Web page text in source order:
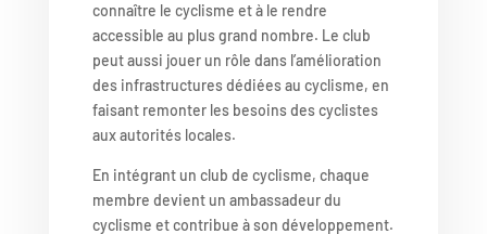
connaître le cyclisme et à le rendre
accessible au plus grand nombre. Le club
peut aussi jouer un rôle dans l’amélioration
des infrastructures dédiées au cyclisme, en
faisant remonter les besoins des cyclistes
aux autorités locales.
En intégrant un club de cyclisme, chaque
membre devient un ambassadeur du
cyclisme et contribue à son développement.